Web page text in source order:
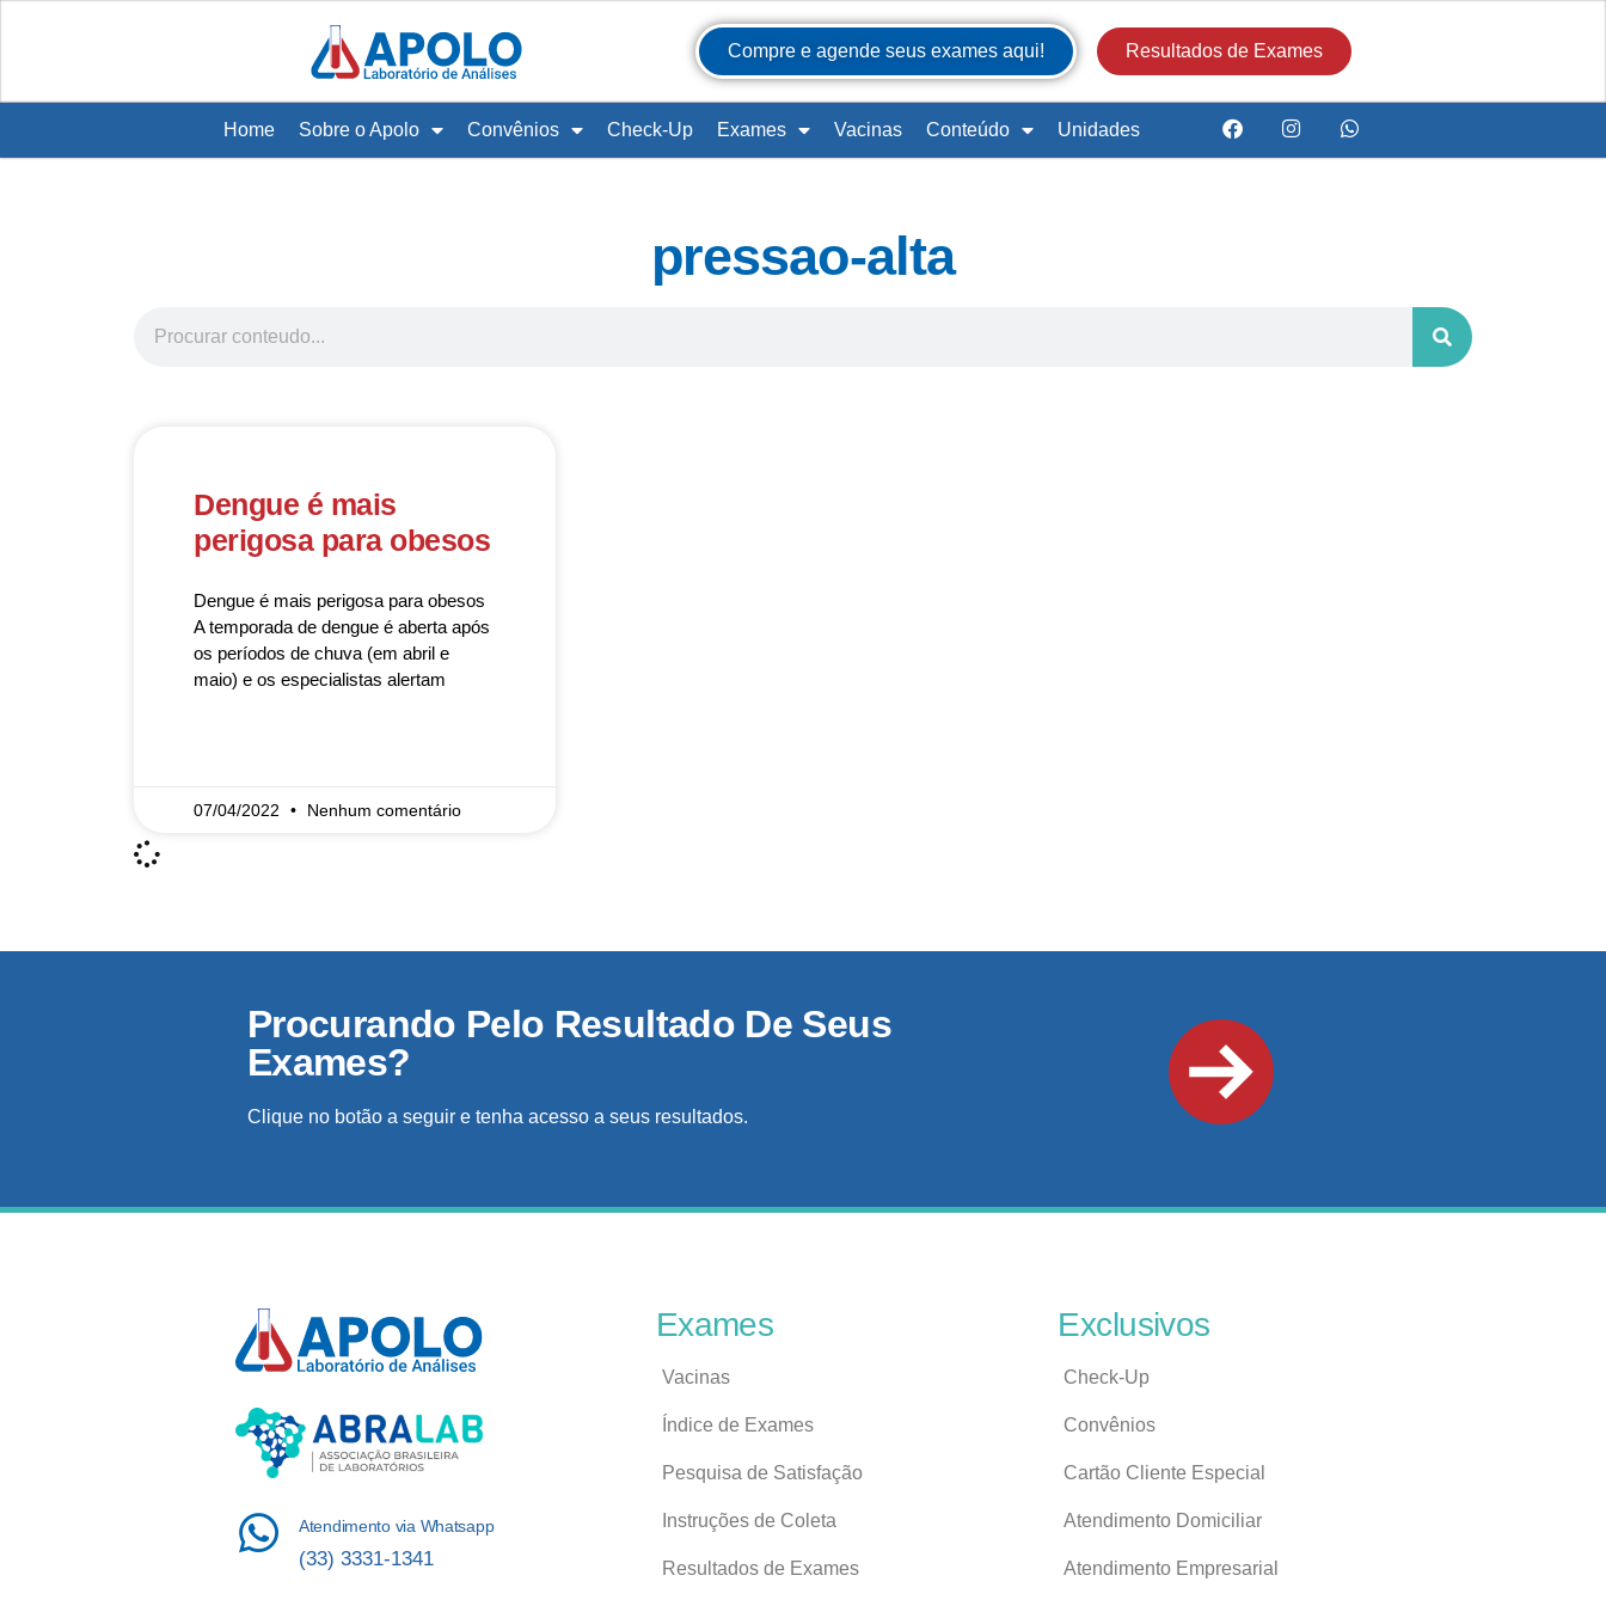
Compre e agende seus exames aqui! Resultados de Exames
Home Sobre o Apolo Convênios Check-Up Exames Vacinas Conteúdo Unidades
pressao-alta
Dengue é mais
perigosa para obesos
Dengue é mais perigosa para obesos
A temporada de dengue é aberta após
os períodos de chuva (em abril e
maio) e os especialistas alertam
07/04/2022 Nenhum comentário
Procurando Pelo Resultado De Seus
Exames?
Clique no botão a seguir e tenha acesso a seus resultados.
Atendimento via Whatsapp
(33) 3331-1341
Exames
Vacinas
Índice de Exames
Pesquisa de Satisfação
Instruções de Coleta
Resultados de Exames
Exclusivos
Check-Up
Convênios
Cartão Cliente Especial
Atendimento Domiciliar
Atendimento Empresarial